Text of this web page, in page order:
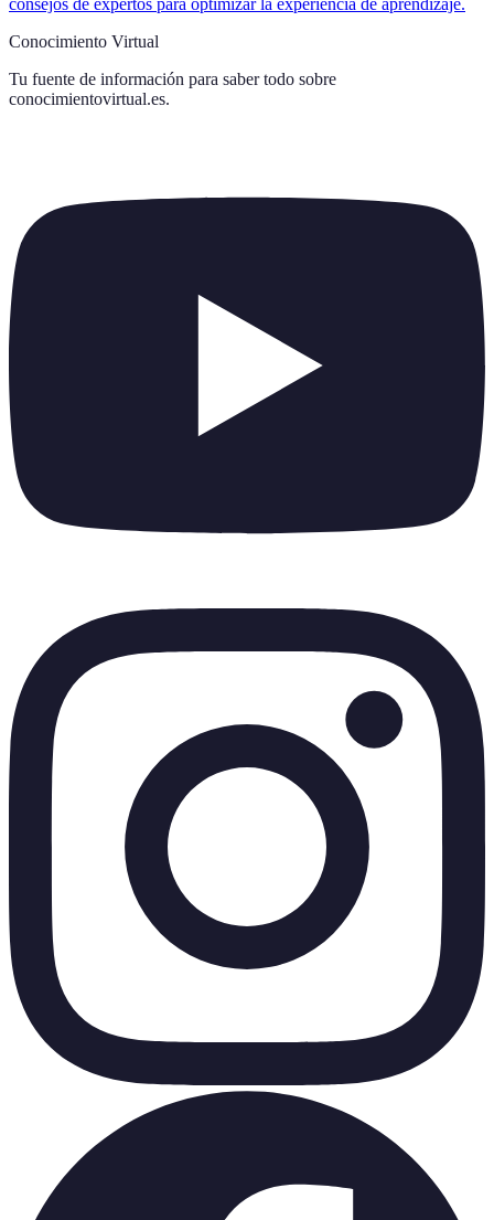
consejos de expertos para optimizar la experiencia de aprendizaje.
Conocimiento Virtual
Tu fuente de información para saber todo sobre
conocimientovirtual.es.